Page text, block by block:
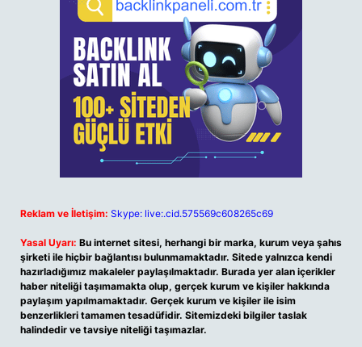
Reklam ve İletişim: Skype: live:.cid.575569c608265c69
Yasal Uyarı: Bu internet sitesi, herhangi bir marka, kurum veya şahıs
şirketi ile hiçbir bağlantısı bulunmamaktadır. Sitede yalnızca kendi
hazırladığımız makaleler paylaşılmaktadır. Burada yer alan içerikler
haber niteliği taşımamakta olup, gerçek kurum ve kişiler hakkında
paylaşım yapılmamaktadır. Gerçek kurum ve kişiler ile isim
benzerlikleri tamamen tesadüfidir. Sitemizdeki bilgiler taslak
halindedir ve tavsiye niteliği taşımazlar.